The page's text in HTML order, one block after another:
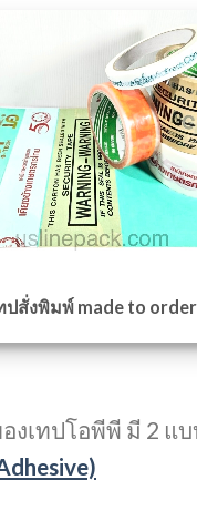
ปสั่งพิมพ์ made to order
งเทปโอพีพี มี 2 แ